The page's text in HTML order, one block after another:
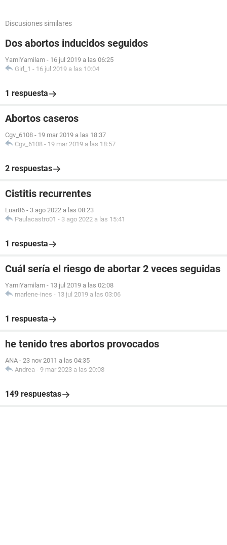
Discusiones similares
Dos abortos inducidos seguidos
YamiYamilam - 16 jul 2019 a las 06:25
Girl_1 - 16 jul 2019 a las 10:04
1 respuesta
Abortos caseros
Cgv_6108 - 19 mar 2019 a las 18:37
Cgv_6108 - 19 mar 2019 a las 18:57
2 respuestas
Cistitis recurrentes
Luar86 - 3 ago 2022 a las 08:23
Paulacastro01 - 3 ago 2022 a las 15:41
1 respuesta
Cuál sería el riesgo de abortar 2 veces seguidas
YamiYamilam - 13 jul 2019 a las 02:08
marlene-ines - 13 jul 2019 a las 03:06
1 respuesta
he tenido tres abortos provocados
ANA - 23 nov 2011 a las 04:35
Andrea - 9 mar 2023 a las 20:08
149 respuestas